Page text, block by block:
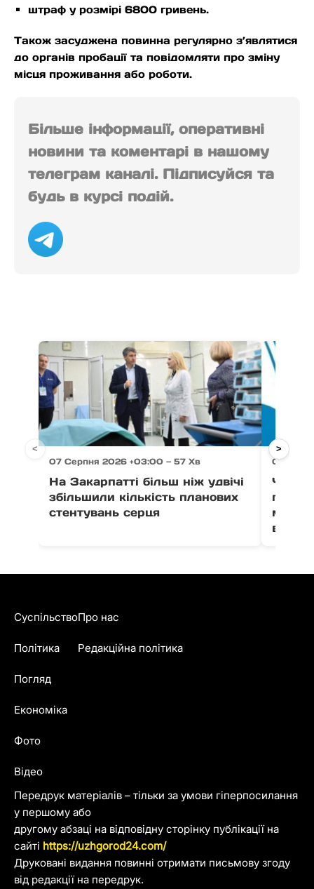
штраф у розмірі 6800 гривень.
Також засуджена повинна регулярно з’являтися
до органів пробації та повідомляти про зміну
місця проживання або роботи.
Більше інформації, оперативні
новини та коментарі в нашому
телеграм каналі. Підписуйся та
будь в курсі подій.
07 Серпня 2026 +03:00 — 57 Хв
На Закарпатті більш ніж удвічі
збільшили кількість планових
стентувань серця
07
Через
води
< >
Передрук матеріалів – тільки за умови гіперпосилання
у першому або
другому абзаці на відповідну сторінку публікації на
сайті https://uzhgorod24.com/
Друковані видання повинні отримати письмову згоду
від редакції на передрук.
Суспільство
Політика
Погляд
Економіка
Фото
Відео
Про нас
Редакційна політика